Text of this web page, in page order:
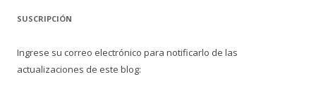
SUSCRIPCIÓN
Ingrese su correo electrónico para notificarlo de las
actualizaciones de este blog: